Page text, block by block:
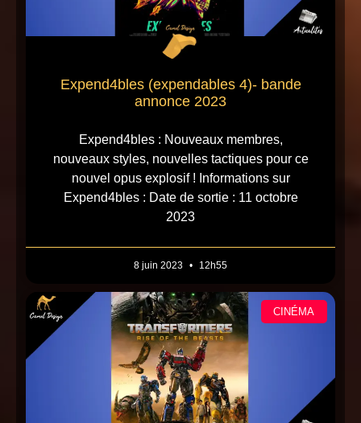
Expend4bles (expendables 4)- bande
annonce 2023
Expend4bles : Nouveaux membres,
nouveaux styles, nouvelles tactiques pour ce
nouvel opus explosif ! Informations sur
Expend4bles : Date de sortie : 11 octobre
2023
8 juin 2023 12h55
CINÉMA